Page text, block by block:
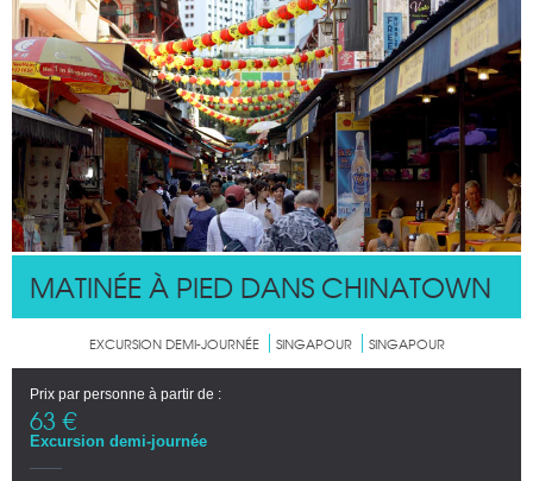
MATINÉE À PIED DANS CHINATOWN
EXCURSION DEMI-JOURNÉE SINGAPOUR SINGAPOUR
Prix par personne à partir de :
63 €
Excursion demi-journée